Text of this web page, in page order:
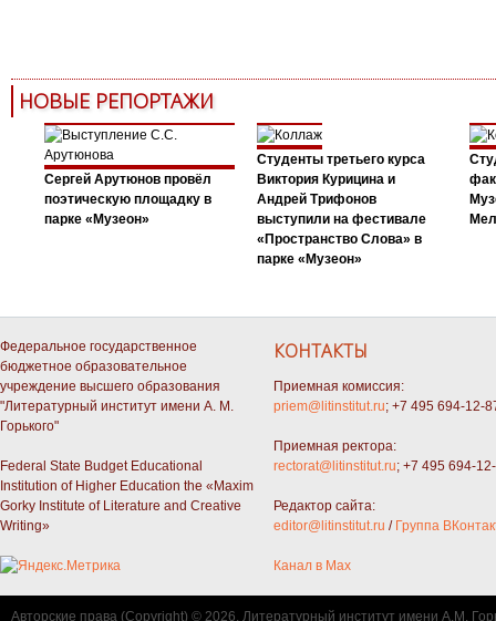
НОВЫЕ РЕПОРТАЖИ
Сергей Арутюнов провёл
поэтическую площадку в
парке «Музеон»
Студенты третьего курса
Виктория Курицина и
Андрей Трифонов
выступили на фестивале
«Пространство Слова» в
парке «Музеон»
Федеральное государственное
бюджетное образовательное
учреждение высшего образования
"Литературный институт имени А. М.
Горького"
Federal State Budget Educational
Institution of Higher Education the «Maxim
Gorky Institute of Literature and Creative
Writing»
КОНТАКТЫ
Приемная комиссия:
priem@litinstitut.ru; +7 495 694-12-
Приемная ректора:
rectorat@litinstitut.ru; +7 495 694-
Редактор сайта:
editor@litinstitut.ru / Группа
Канал в Max
Авторские права (Copyright) © 2026, Литературный институт имени А.М.